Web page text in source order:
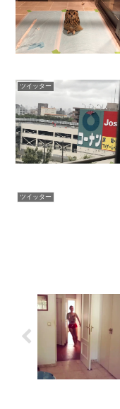
ツイッター
ツイッター